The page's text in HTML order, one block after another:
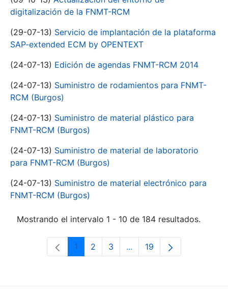
digitalización de la FNMT-RCM
(29-07-13) Servicio de implantación de la plataforma
SAP-extended ECM by OPENTEXT
(24-07-13) Edición de agendas FNMT-RCM 2014
(24-07-13) Suministro de rodamientos para FNMT-
RCM (Burgos)
(24-07-13) Suministro de material plástico para
FNMT-RCM (Burgos)
(24-07-13) Suministro de material de laboratorio
para FNMT-RCM (Burgos)
(24-07-13) Suministro de material electrónico para
FNMT-RCM (Burgos)
Mostrando el intervalo 1 - 10 de 184 resultados.
Página
1 Página
2 Página
3 ...Páginas intermedias Use
Página
19